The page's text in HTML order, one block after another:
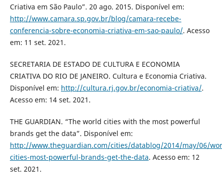
Criativa em São Paulo”. 20 ago. 2015. Disponível em:
http://www.camara.sp.gov.br/blog/camara-recebe-
conferencia-sobre-economia-criativa-em-sao-paulo/. Acesso
em: 11 set. 2021.
SECRETARIA DE ESTADO DE CULTURA E ECONOMIA
CRIATIVA DO RIO DE JANEIRO. Cultura e Economia Criativa.
Disponível em: http://cultura.rj.gov.br/economia-criativa/.
Acesso em: 14 set. 2021.
THE GUARDIAN. “The world cities with the most powerful
brands get the data”. Disponível em:
http://www.theguardian.com/cities/datablog/2014/may/06/
cities-most-powerful-brands-get-the-data. Acesso em: 12
set. 2021.